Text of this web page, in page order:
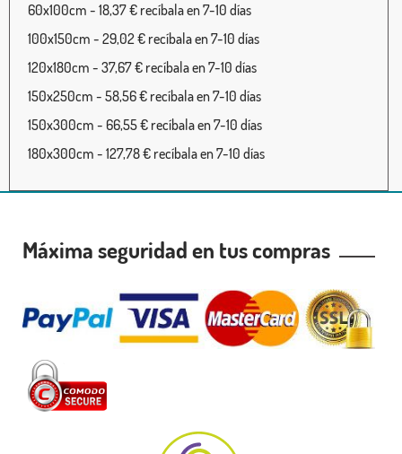
60x100cm - 18,37 € recíbala en 7-10 días
100x150cm - 29,02 € recíbala en 7-10 días
120x180cm - 37,67 € recíbala en 7-10 días
150x250cm - 58,56 € recíbala en 7-10 días
150x300cm - 66,55 € recíbala en 7-10 días
180x300cm - 127,78 € recíbala en 7-10 días
Máxima seguridad en tus compras